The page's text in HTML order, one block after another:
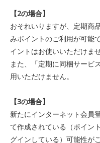
【2の場合】
おそれいりますが、定期商
みポイントのご利用が可能
イントはお使いいただけませ
また、「定期に同梱サービ
用いただけません。
【3の場合】
新たにインターネット会員
て作成されている（ポイン
グインしている）可能性が